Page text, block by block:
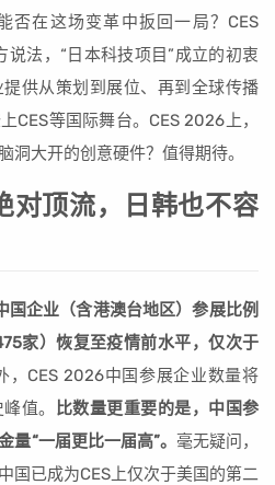
否在这场变革中扳回一局？CES
法，“日本科技项目”成立的初衷
供从策划到展位、再到全球传播
CES等国际舞台。CES 2026上，
洞大开的创意硬件？值得期待。
对顶流，日韩也不容
企业（含港澳台地区）参展比例
家）恢复至疫情前水平，仅次于
，CES 2026中国参展企业数量将
值。
比数量更重要的是，中国参
量“一届更比一届高”。 毫无疑问，
国已成为CES上仅次于美国的第二